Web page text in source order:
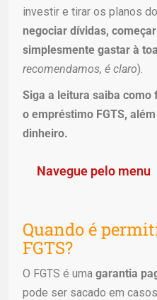
investir e tirar os planos
negociar dívidas,
simplesmente gastar à toa
recomendamos, é claro).
Siga a leitura saiba como
o empréstimo FGTS,
dinheiro.
Navegue pelo menu
Quando é
FGTS?
O FGTS é uma garantia
pode ser sacado em